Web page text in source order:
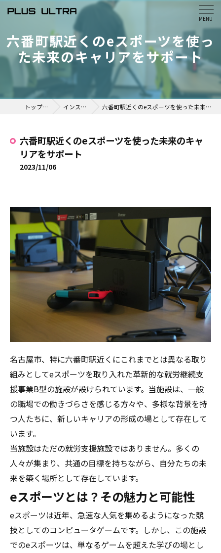
六番町駅近くのeスポーツを使っ
た未来のキャリアをサポート
トップページ インスタ掲載 六番町駅近くのeスポーツを使った未来のキャリアをサポート
六番町駅近くのeスポーツを使った未来のキャ
リアをサポート
2023/11/06
名古屋市、特に六番町駅近くにこれまでとは異なる取り
組みとしてeスポーツを取り入れた革新的な就労継続支
援事業B型の施設が設けられています。当施設は、一般
の職場での働きづらさを感じる方々や、多様な背景を持
つ人たちに、新しいキャリアの形成の場として存在して
います。
当施設はただの就労支援施設ではありません。多くの
人々が集まり、共通の目標を持ちながら、自分たちの未
来を築く場所として存在しています。
eスポーツとは？その魅力と可能性
eスポーツは近年、急速な人気を集めるようになった競
技としてのコンピュータゲームです。しかし、この施設
でのeスポーツは、単なるゲームを超えた学びの場とし